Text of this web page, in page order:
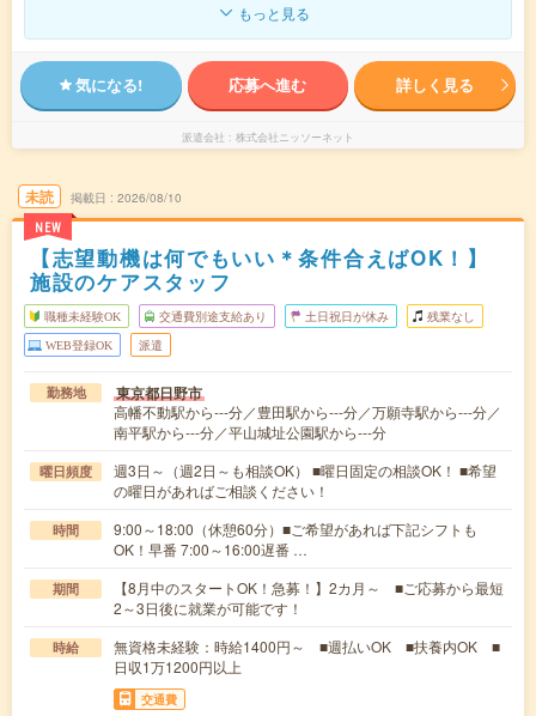
もっと見る
気になる! 応募へ進む 詳しく見る
派遣会社 株式会社ニッソーネット
未読
NEW
掲載日 2026/08/10
【志望動機は何でもいい＊条件合えばOK！】
施設のケアスタッフ
職種未経験OK 交通費別途支給あり 土日祝日が休み 残業なし
WEB登録OK 派遣
勤務地 東京都日野市
高幡不動駅から---分／豊田駅から---分／万願寺駅から---分／
南平駅から---分／平山城址公園駅から---分
曜日頻度
週3日～（週2日～も相談OK） ■曜日固定の相談OK！ ■希望
の曜日があればご相談ください！
時間
9:00～18:00（休憩60分）■ご希望があれば下記シフトも
OK！早番 7:00～16:00遅番 …
期間
【8月中のスタートOK！急募！】2カ月～ ■ご応募から最短
2～3日後に就業が可能です！
時給
無資格未経験：時給1400円～ ■週払いOK ■扶養内OK ■
日収1万1200円以上
交通費